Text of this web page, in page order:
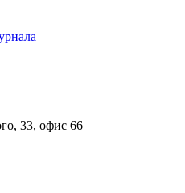
33, офис 66